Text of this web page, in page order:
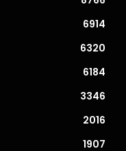
6914
6320
6184
3346
2016
1907